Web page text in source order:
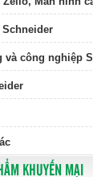
Schneider
và công nghiệp
KHUYẾN MẠI